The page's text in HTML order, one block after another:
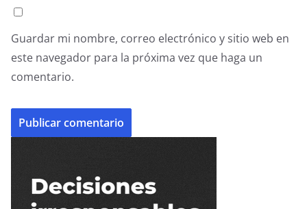
Guardar mi nombre, correo electrónico y sitio web en
este navegador para la próxima vez que haga un
comentario.